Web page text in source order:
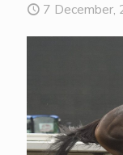
7 December,